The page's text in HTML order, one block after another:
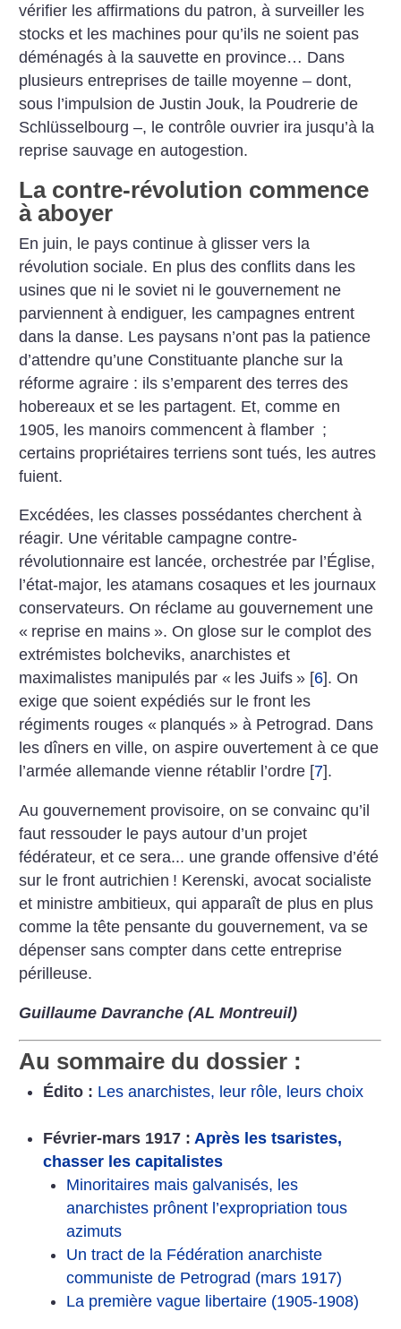
vérifier les affirmations du patron, à surveiller les
stocks et les machines pour qu’ils ne soient pas
déménagés à la sauvette en province… Dans
plusieurs entreprises de taille moyenne – dont,
sous l’impulsion de Justin Jouk, la Poudrerie de
Schlüsselbourg –, le contrôle ouvrier ira jusqu’à la
reprise sauvage en autogestion.
La contre-révolution commence
à aboyer
En juin, le pays continue à glisser vers la
révolution sociale. En plus des conflits dans les
usines que ni le soviet ni le gouvernement ne
parviennent à endiguer, les campagnes entrent
dans la danse. Les paysans n’ont pas la patience
d’attendre qu’une Constituante planche sur la
réforme agraire : ils s’emparent des terres des
hobereaux et se les partagent. Et, comme en
1905, les manoirs commencent à flamber ;
certains propriétaires terriens sont tués, les autres
fuient.
Excédées, les classes possédantes cherchent à
réagir. Une véritable campagne contre-
révolutionnaire est lancée, orchestrée par l’Église,
l’état-major, les atamans cosaques et les journaux
conservateurs. On réclame au gouvernement une
« reprise en mains ». On glose sur le complot des
extrémistes bolcheviks, anarchistes et
maximalistes manipulés par « les Juifs » [6]. On
exige que soient expédiés sur le front les
régiments rouges « planqués » à Petrograd. Dans
les dîners en ville, on aspire ouvertement à ce que
l’armée allemande vienne rétablir l’ordre [7].
Au gouvernement provisoire, on se convainc qu’il
faut ressouder le pays autour d’un projet
fédérateur, et ce sera... une grande offensive d’été
sur le front autrichien ! Kerenski, avocat socialiste
et ministre ambitieux, qui apparaît de plus en plus
comme la tête pensante du gouvernement, va se
dépenser sans compter dans cette entreprise
périlleuse.
Guillaume Davranche (AL Montreuil)
Au sommaire du dossier :
Édito : Les anarchistes, leur rôle, leurs choix
Février-mars 1917 : Après les tsaristes,
chasser les capitalistes
Minoritaires mais galvanisés, les
anarchistes prônent l’expropriation tous
azimuts
Un tract de la Fédération anarchiste
communiste de Petrograd (mars 1917)
La première vague libertaire (1905-1908)